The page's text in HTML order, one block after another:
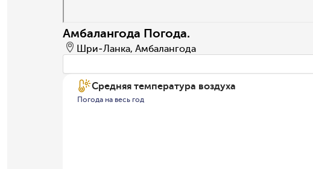
Амбалангода Погода.
Шри-Ланка, Амбалангода
Средняя температура воздуха
Погода на весь год